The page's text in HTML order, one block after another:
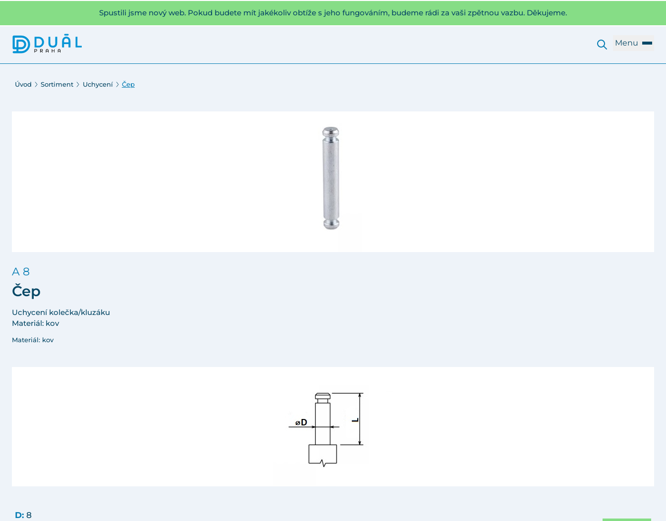
Spustili jsme nový web. Pokud budete mít jakékoliv obtíže s jeho fungováním, budeme rádi za vaši zpětnou vazbu. Děkujeme.
Menu
Úvod Sortiment Uchycení Čep
A 8
Čep
Uchycení kolečka/kluzáku
Materiál: kov
Materiál: kov
D: 8